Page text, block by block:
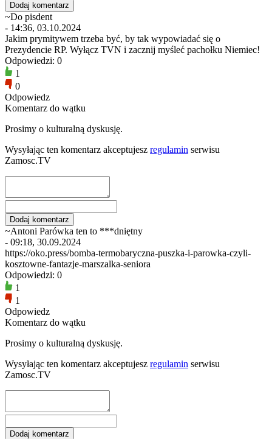
~Do pisdent
- 14:36, 03.10.2024
Jakim prymitywem trzeba być, by tak wypowiadać się o
Prezydencie RP. Wyłącz TVN i zacznij myśleć pachołku Niemiec!
Odpowiedzi: 0
1
0
Odpowiedz
Komentarz do wątku
Prosimy o kulturalną dyskusję.
Wysyłając ten komentarz akceptujesz regulamin serwisu
Zamosc.TV
~Antoni Parówka ten to ***dniętny
- 09:18, 30.09.2024
https://oko.press/bomba-termobaryczna-puszka-i-parowka-czyli-
kosztowne-fantazje-marszalka-seniora
Odpowiedzi: 0
1
1
Odpowiedz
Komentarz do wątku
Prosimy o kulturalną dyskusję.
Wysyłając ten komentarz akceptujesz regulamin serwisu
Zamosc.TV